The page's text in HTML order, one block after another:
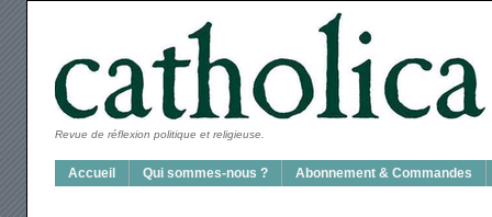
Revue de réflexion politique et religieuse.
Accueil Qui sommes-nous ? Abon­ne­ment & Com­mandes